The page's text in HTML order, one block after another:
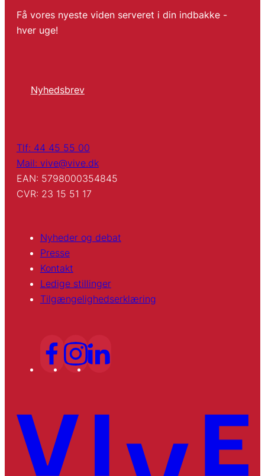
Få vores nyeste viden serveret i din indbakke -
hver uge!
Nyhedsbrev
Tlf: 44 45 55 00
Mail: vive@vive.dk
EAN: 5798000354845
CVR: 23 15 51 17
Nyheder og debat
Presse
Kontakt
Ledige stillinger
Tilgængelighedserklæring